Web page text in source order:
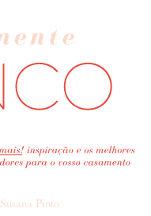
Susana Pinto